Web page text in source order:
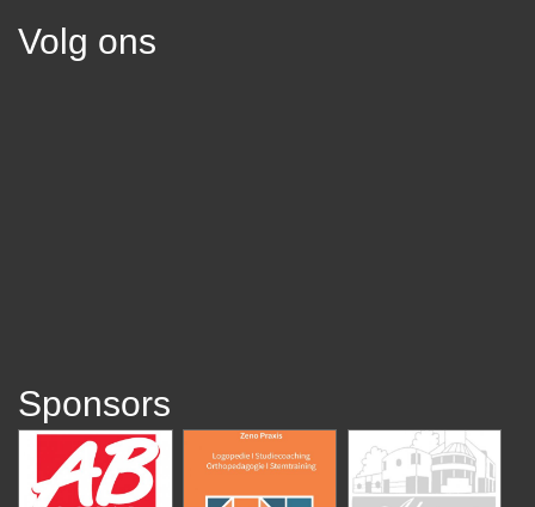
Volg ons
Sponsors